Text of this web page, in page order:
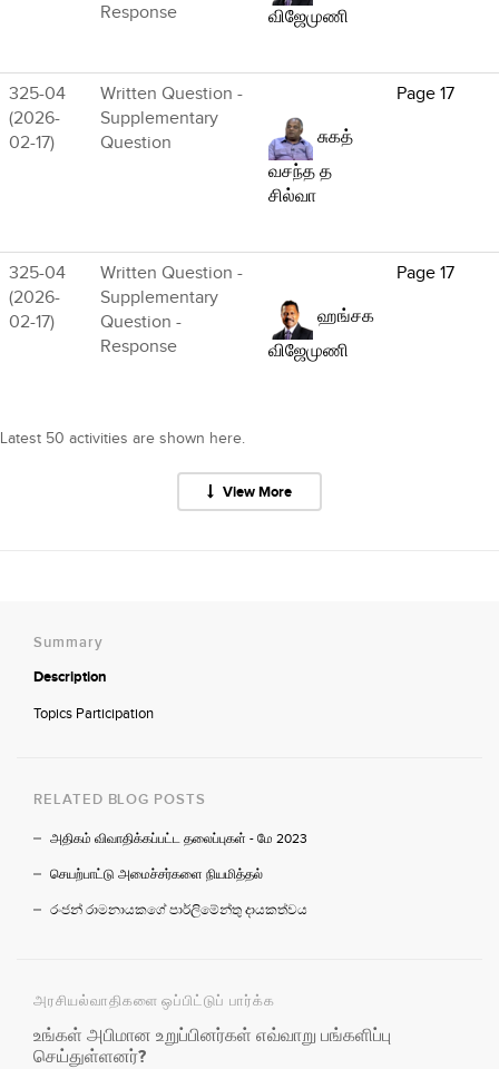
Response
விஜேமுணி
325-04
(2026-
02-17)
Written Question -
Supplementary
Question
சுகத்
வசந்த த
சில்வா
Page 17
325-04
(2026-
02-17)
Written Question -
Supplementary
Question -
Response
ஹங்சக
விஜேமுணி
Page 17
Latest 50 activities are shown here.
View More
Summary
Description
Topics Participation
RELATED BLOG POSTS
அதிகம் விவாதிக்கப்பட்ட தலைப்புகள் - மே 2023
செயற்பாட்டு அமைச்சர்களை நியமித்தல்
රංජන් රාමනායකගේ පාර්ලිමේන්තු දායකත්වය
அரசியல்வாதிகளை ஒப்பிட்டுப் பார்க்க
உங்கள் அபிமான உறுப்பினர்கள் எவ்வாறு பங்களிப்பு
செய்துள்ளனர்?